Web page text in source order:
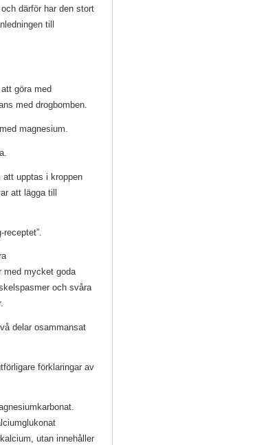
därför har den stort
till
göra med
med drogbomben.
magnesium.
att upptas i kroppen
att lägga till
med mycket goda
och svåra
delar osammansat
förklaringar av
utan innehåller